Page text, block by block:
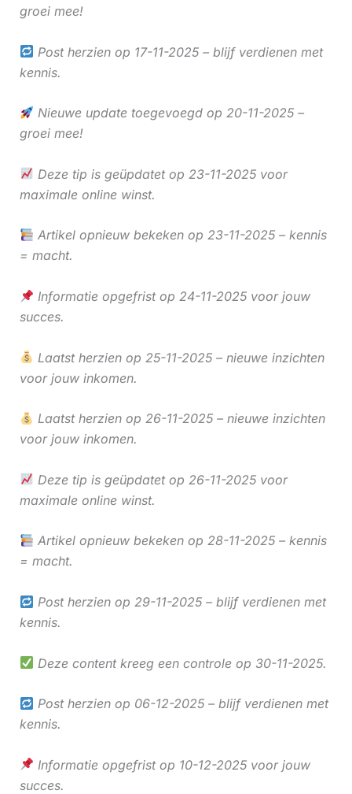
groei mee!
Post herzien op 17-11-2025 – blijf verdienen met
kennis.
Nieuwe update toegevoegd op 20-11-2025 –
groei mee!
Deze tip is geüpdatet op 23-11-2025 voor
maximale online winst.
Artikel opnieuw bekeken op 23-11-2025 – kennis
= macht.
Informatie opgefrist op 24-11-2025 voor jouw
succes.
Laatst herzien op 25-11-2025 – nieuwe inzichten
voor jouw inkomen.
Laatst herzien op 26-11-2025 – nieuwe inzichten
voor jouw inkomen.
Deze tip is geüpdatet op 26-11-2025 voor
maximale online winst.
Artikel opnieuw bekeken op 28-11-2025 – kennis
= macht.
Post herzien op 29-11-2025 – blijf verdienen met
kennis.
Deze content kreeg een controle op 30-11-2025.
Post herzien op 06-12-2025 – blijf verdienen met
kennis.
Informatie opgefrist op 10-12-2025 voor jouw
succes.